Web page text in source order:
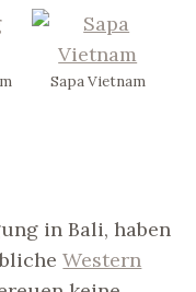
Sapa Vietnam
in Bali, haben
Western